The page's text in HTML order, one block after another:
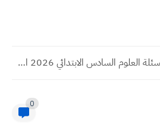
اسئلة العلوم السادس الابتدائي 2026 الدور الاول
0